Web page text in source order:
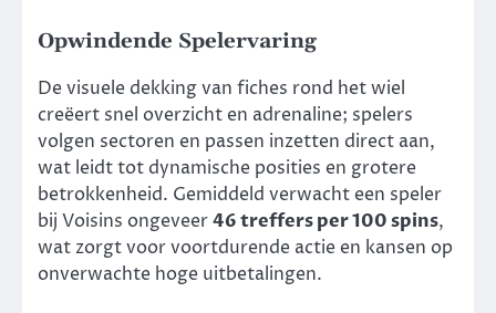
Opwindende Spelervaring
De visuele dekking van fiches rond het wiel
creëert snel overzicht en adrenaline; spelers
volgen sectoren en passen inzetten direct aan,
wat leidt tot dynamische posities en grotere
betrokkenheid. Gemiddeld verwacht een speler
bij Voisins ongeveer46 treffers per 100 spins,
wat zorgt voor voortdurende actie en kansen op
onverwachte hoge uitbetalingen.